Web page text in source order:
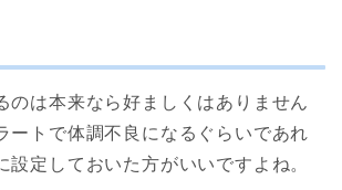
のは本来なら好ましくはありません
ートで体調不良になるぐらいであれ
設定しておいた方がいいですよね。